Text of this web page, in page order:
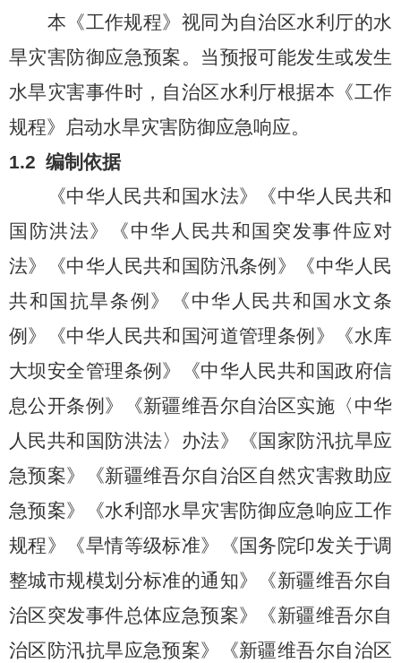
本《工作规程》视同为自治区水利厅的水
旱灾害防御应急预案。当预报可能发生或发生
水旱灾害事件时，自治区水利厅根据本《工作
规程》启动水旱灾害防御应急响应。
1.2 编制依据
《中华人民共和国水法》《中华人民共和
国防洪法》《中华人民共和国突发事件应对
法》《中华人民共和国防汛条例》《中华人民
共和国抗旱条例》《中华人民共和国水文条
例》《中华人民共和国河道管理条例》《水库
大坝安全管理条例》《中华人民共和国政府信
息公开条例》《新疆维吾尔自治区实施〈中华
人民共和国防洪法〉办法》《国家防汛抗旱应
急预案》《新疆维吾尔自治区自然灾害救助应
急预案》《水利部水旱灾害防御应急响应工作
规程》《旱情等级标准》《国务院印发关于调
整城市规模划分标准的通知》《新疆维吾尔自
治区突发事件总体应急预案》《新疆维吾尔自
治区防汛抗旱应急预案》《新疆维吾尔自治区